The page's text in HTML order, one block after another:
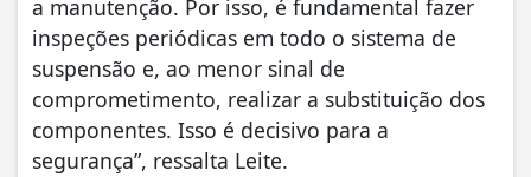
a manutenção. Por isso, é fundamental fazer
inspeções periódicas em todo o sistema de
suspensão e, ao menor sinal de
comprometimento, realizar a substituição dos
componentes. Isso é decisivo para a
segurança”, ressalta Leite.